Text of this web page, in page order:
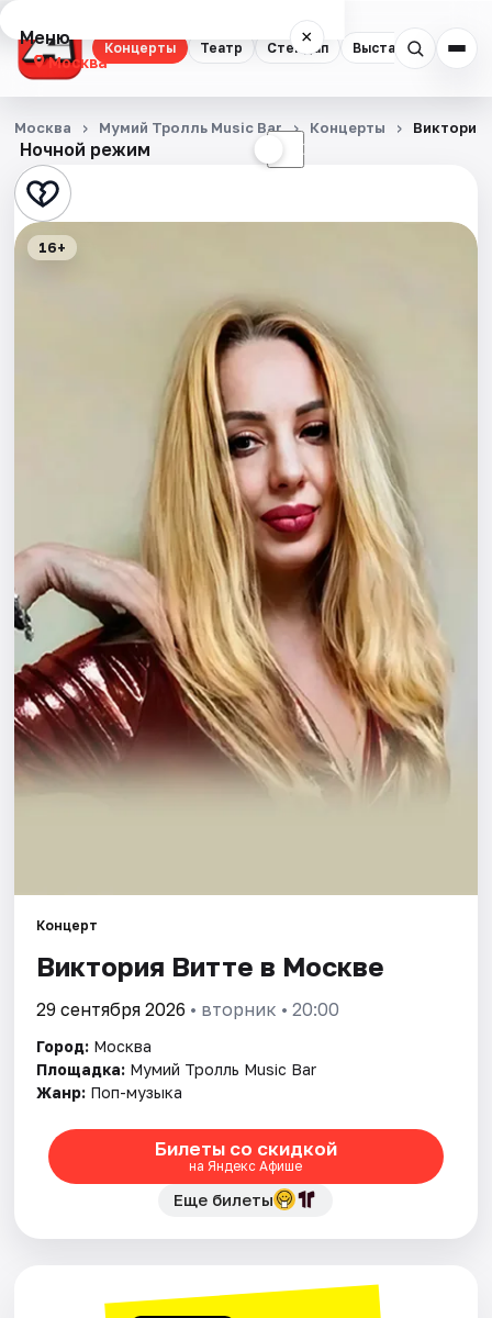
Концерты Театр Стендап Выставки
Меню ×
Москва
Концерты
Театр
Стендап
Города
Площадки
Артисты
Рейтинги
Ночной режим ☾
Москва Мумий Тролль Music Bar Концерты Виктория
16+
Концерт
Виктория Витте в Москве
29 сентября 2026 • вторник • 20:00
Город: Москва
Площадка: Мумий Тролль Music Bar
Жанр: Поп-музыка
Билеты со скидкой
на Яндекс Афише
Еще билеты